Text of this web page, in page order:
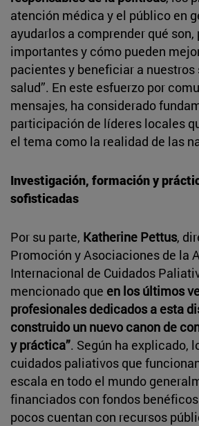
atención médica y el público en
ayudarlos a comprender qué son,
importantes y cómo pueden
pacientes y beneficiar a nuestros
salud”. En este esfuerzo por
mensajes, ha considerado
participación de líderes locales
el tema como la realidad de las
Investigación, formación y
sofisticadas
Por su parte, Katherine Pettus,
Promoción y Asociaciones de la
Internacional de Cuidados
mencionado que en los últimos
profesionales dedicados a esta
construido un nuevo canon de
y práctica”. Según ha explicado,
cuidados paliativos que
escala en todo el mundo
financiados con fondos
pocos cuentan con recursos